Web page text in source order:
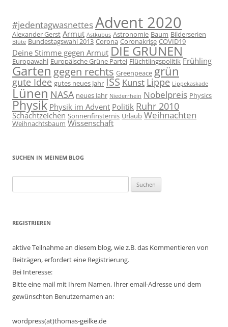
#jedentagwasnettesAdvent 2020
Alexander Gerst Armut Astkubus Astronomie Baum Bilderserien
Blüte Bundestagswahl 2013 Corona Coronakrise COVID19
Deine Stimme gegen Armut DIE GRÜNEN
Europawahl Europäische Grüne Partei Flüchtlingspolitik Frühling
Garten gegen rechts Greenpeace grün
gute Idee gutes neues Jahr ISS Kunst Lippe Lippekaskade
Lünen NASA neues Jahr Niederrhein Nobelpreis Physics
Physik Physik im Advent Politik Ruhr 2010
Schachtzeichen Sonnenfinsternis Urlaub Weihnachten
Weihnachtsbaum Wissenschaft
SUCHEN IN MEINEM BLOG
nach:
REGISTRIEREN
aktive Teilnahme an diesem blog, wie z.B. das Kommentieren von
Beiträgen, erfordert eine Registrierung.
Bei Interesse:
Bitte eine mail mit Ihrem Namen, Ihrer email-Adresse und dem
gewünschten Benutzernamen an:
wordpress(at)thomas-geilke.de